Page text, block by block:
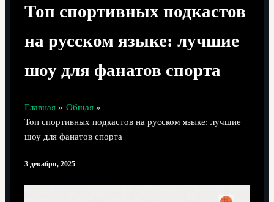
Топ спортивных подкастов
на русском языке: лучшие
шоу для фанатов спорта
Главная
Общая
Топ спортивных подкастов на русском языке: лучшие
шоу для фанатов спорта
3 декабря, 2025